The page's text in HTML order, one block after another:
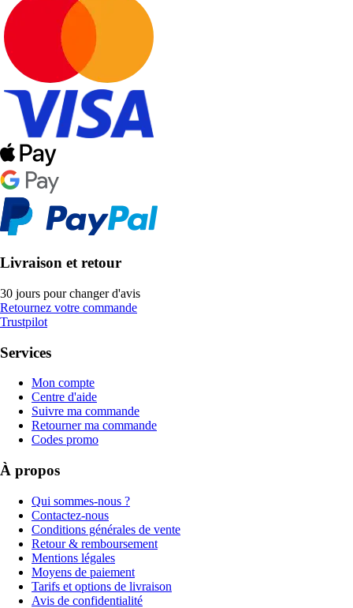
Livraison et retour
30 jours pour changer d'avis
Retournez votre commande
Trustpilot
Services
Mon compte
Centre d'aide
Suivre ma commande
Retourner ma commande
Codes promo
À propos
Qui sommes-nous ?
Contactez-nous
Conditions générales de vente
Retour & remboursement
Mentions légales
Moyens de paiement
Tarifs et options de livraison
Avis de confidentialité